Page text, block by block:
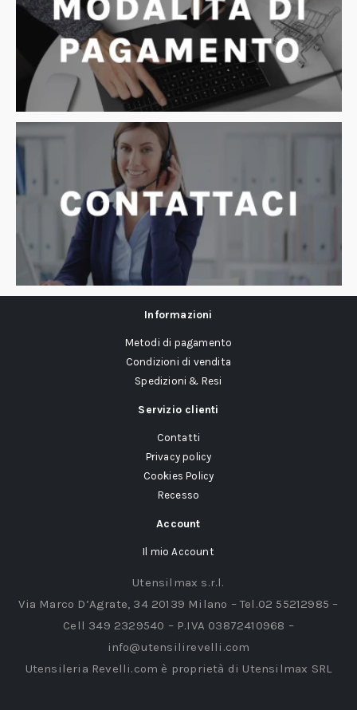
Informazioni
Metodi di pagamento
Condizioni di vendita
Spedizioni & Resi
Servizio clienti
Contatti
Privacy policy
Cookies Policy
Recesso
Account
Il mio Account
Utensilmax s.r.l.
Via Marco D’Agrate, 34 20139 Milano – Tel.02 55212985 –
Cell 349 2329540 – P.IVA 03872410968 –
info@utensilirevelli.com
Utensileria Revelli.com è proprietà di Utensilmax SRL